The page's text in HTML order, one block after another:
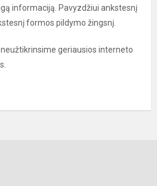
informaciją. Pavyzdžiui ankstesnį
formos pildymo žingsnį.
geriausios interneto